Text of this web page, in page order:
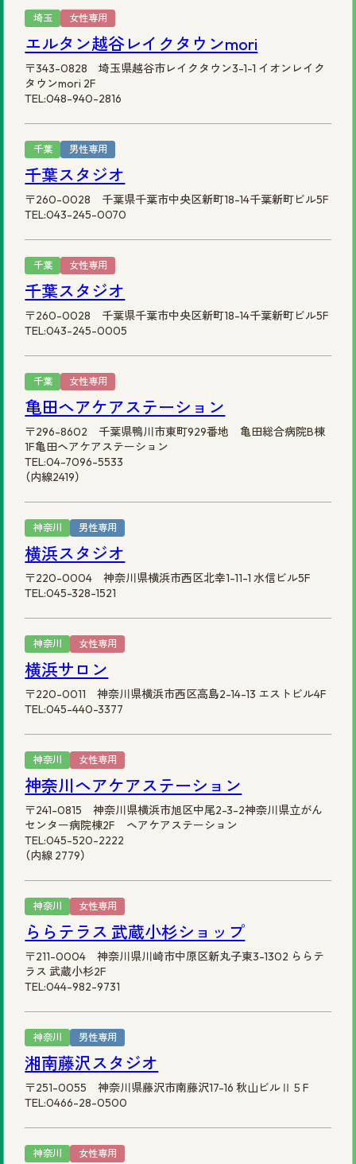
埼玉 女性専用
エルタン越谷レイクタウンmori
〒343-0828 埼玉県越谷市レイクタウン3-1-1 イオンレイク
タウンmori 2F
TEL:048-940-2816
千葉 男性専用
千葉スタジオ
〒260-0028 千葉県千葉市中央区新町18-14千葉新町ビル5F
TEL:043-245-0070
千葉 女性専用
千葉スタジオ
〒260-0028 千葉県千葉市中央区新町18-14千葉新町ビル5F
TEL:043-245-0005
千葉 女性専用
亀田ヘアケアステーション
〒296-8602 千葉県鴨川市東町929番地 亀田総合病院B棟
1F亀田ヘアケアステーション
TEL:04-7096-5533
（内線2419）
神奈川 男性専用
横浜スタジオ
〒220-0004 神奈川県横浜市西区北幸1-11-1 水信ビル5F
TEL:045-328-1521
神奈川 女性専用
横浜サロン
〒220-0011 神奈川県横浜市西区高島2-14-13 エストビル4F
TEL:045-440-3377
神奈川 女性専用
神奈川ヘアケアステーション
〒241-0815 神奈川県横浜市旭区中尾2-3-2神奈川県立がん
センター病院棟2F ヘアケアステーション
TEL:045-520-2222
（内線 2779）
神奈川 女性専用
ららテラス 武蔵小杉ショップ
〒211-0004 神奈川県川崎市中原区新丸子東3-1302 ららテ
ラス 武蔵小杉2F
TEL:044-982-9731
神奈川 男性専用
湘南藤沢スタジオ
〒251-0055 神奈川県藤沢市南藤沢17-16 秋山ビルⅡ５F
TEL:0466-28-0500
神奈川 女性専用